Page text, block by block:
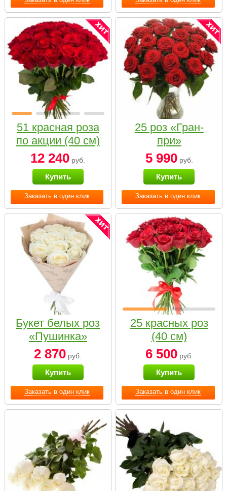
Заказать в один клик
51 красная роза
по акции (40 см)
12 240 руб.
Купить
Заказать в один клик
25 роз «Гран-
при»
5 990руб.
Купить
Заказать в один клик
Букет белых роз
«Пушинка»
2 870 руб.
Купить
Заказать в один клик
25 красных роз
(40 см)
6 500руб.
Купить